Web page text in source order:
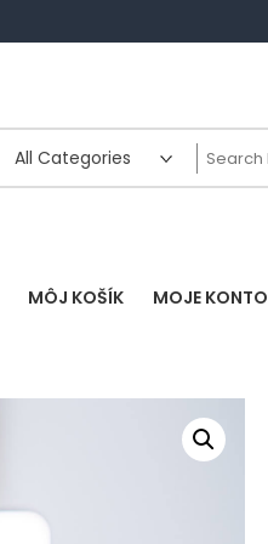
MÔJ KOŠÍK MOJE KONTO